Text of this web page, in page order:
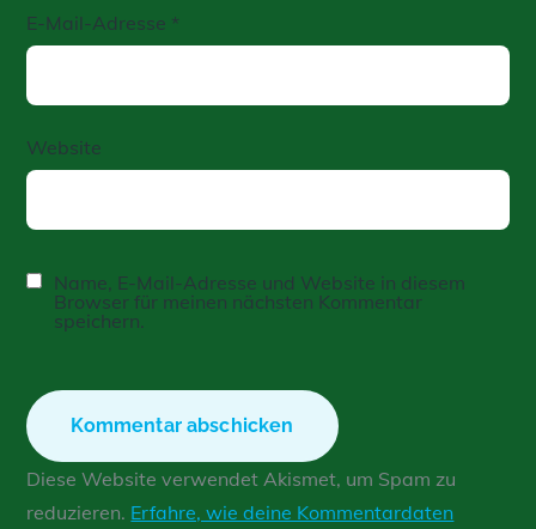
E-Mail-Adresse *
Website
Name, E-Mail-Adresse und Website in diesem
Browser für meinen nächsten Kommentar
speichern.
Diese Website verwendet Akismet, um Spam zu
reduzieren. Erfahre, wie deine Kommentardaten